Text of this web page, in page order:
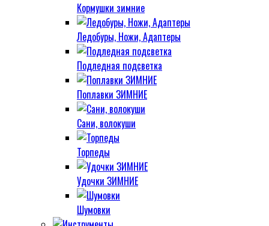
Кормушки зимние
Ледобуры, Ножи, Адаптеры
Подледная подсветка
Поплавки ЗИМНИЕ
Сани, волокуши
Торпеды
Удочки ЗИМНИЕ
Шумовки